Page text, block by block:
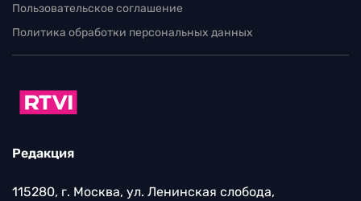
Пользовательское соглашение
Политика обработки персональных данных
Редакция
115280, г. Москва, ул. Ленинская слобода,